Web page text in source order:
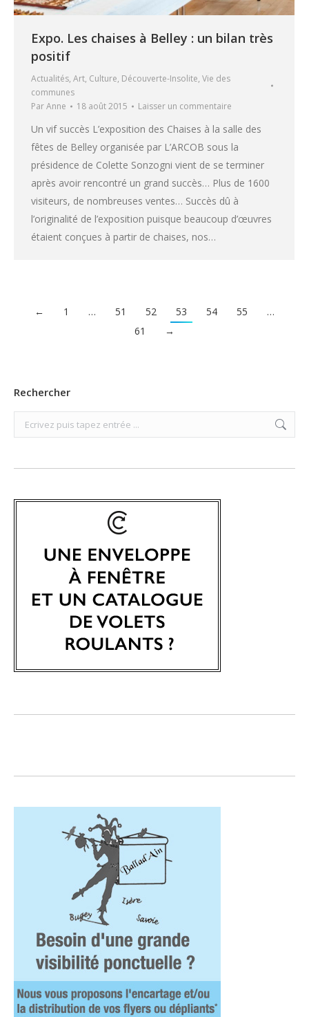
Expo. Les chaises à Belley : un bilan très
positif
Actualités, Art, Culture, Découverte-Insolite, Vie des
communes
ParAnne 18 août 2015 Laisser un commentaire
Un vif succès L’exposition des Chaises à la salle des
fêtes de Belley organisée par L’ARCOB sous la
présidence de Colette Sonzogni vient de se terminer
après avoir rencontré un grand succès… Plus de 1600
visiteurs, de nombreuses ventes… Succès dû à
l’originalité de l’exposition puisque beaucoup d’œuvres
étaient conçues à partir de chaises, nos…
← 1 … 51 52 53 54 55
…
61
→
Rechercher
Search: